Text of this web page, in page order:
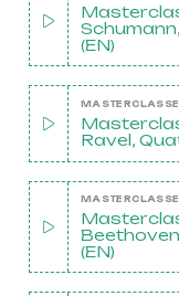
(EN)
Ravel,
(EN)